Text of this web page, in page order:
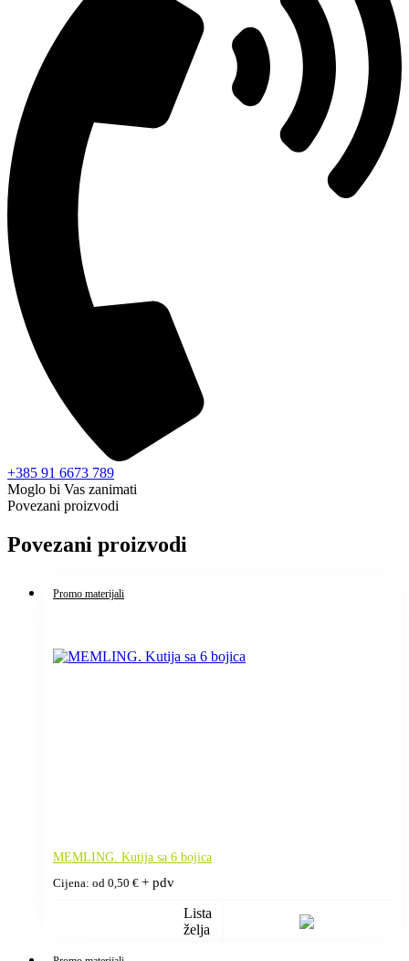
+385 91 6673 789
Moglo bi Vas zanimati
Povezani proizvodi
Povezani proizvodi
Promo materijali
MEMLING. Kutija sa 6 bojica
Cijena: od 0,50 € + pdv
Lista
želja